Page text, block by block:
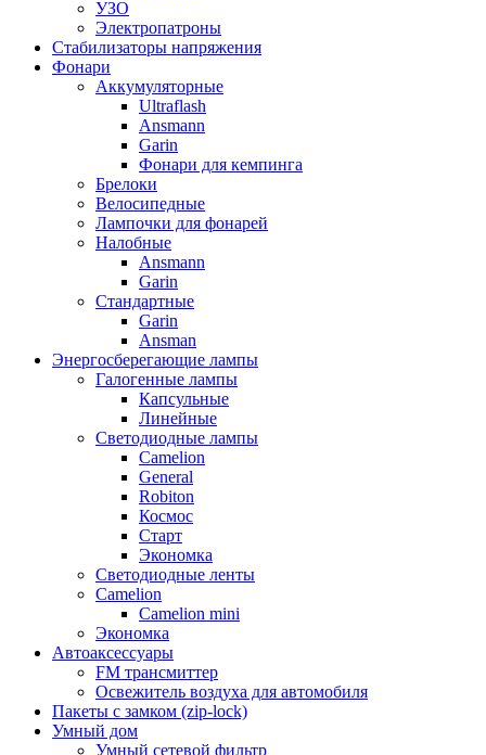
УЗО
Электропатроны
Стабилизаторы напряжения
Фонари
Аккумуляторные
Ultraflash
Ansmann
Garin
Фонари для кемпинга
Брелоки
Велосипедные
Лампочки для фонарей
Налобные
Ansmann
Garin
Стандартные
Garin
Ansman
Энергосберегающие лампы
Галогенные лампы
Капсульные
Линейные
Светодиодные лампы
Camelion
General
Robiton
Космос
Старт
Экономка
Светодиодные ленты
Camelion
Camelion mini
Экономка
Автоаксессуары
FM трансмиттер
Освежитель воздуха для автомобиля
Пакеты с замком (zip-lock)
Умный дом
Умный сетевой фильтр